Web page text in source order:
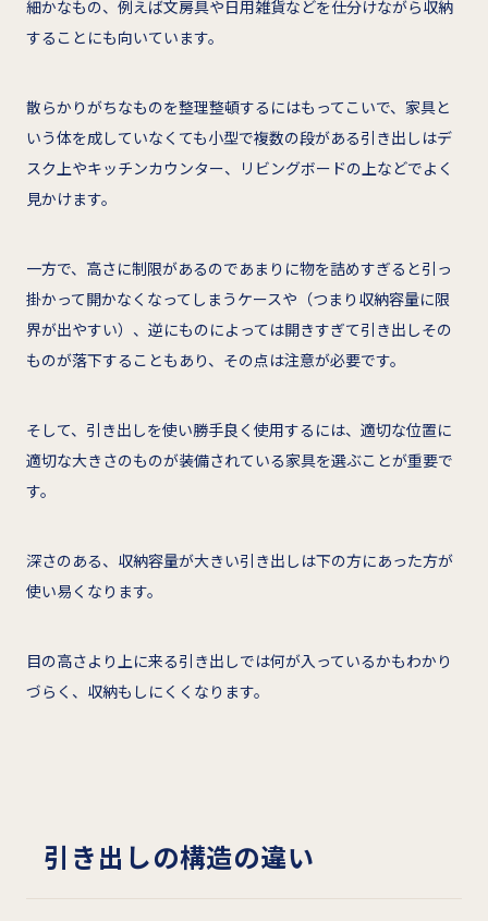
細かなもの、例えば文房具や日用雑貨などを仕分けながら収納
することにも向いています。
散らかりがちなものを整理整頓するにはもってこいで、家具と
いう体を成していなくても小型で複数の段がある引き出しはデ
スク上やキッチンカウンター、リビングボードの上などでよく
見かけます。
一方で、高さに制限があるのであまりに物を詰めすぎると引っ
掛かって開かなくなってしまうケースや（つまり収納容量に限
界が出やすい）、逆にものによっては開きすぎて引き出しその
ものが落下することもあり、その点は注意が必要です。
そして、引き出しを使い勝手良く使用するには、適切な位置に
適切な大きさのものが装備されている家具を選ぶことが重要で
す。
深さのある、収納容量が大きい引き出しは下の方にあった方が
使い易くなります。
目の高さより上に来る引き出しでは何が入っているかもわかり
づらく、収納もしにくくなります。
引き出しの構造の違い